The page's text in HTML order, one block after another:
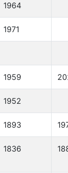
1964
1971
1959
1952
1893
1836